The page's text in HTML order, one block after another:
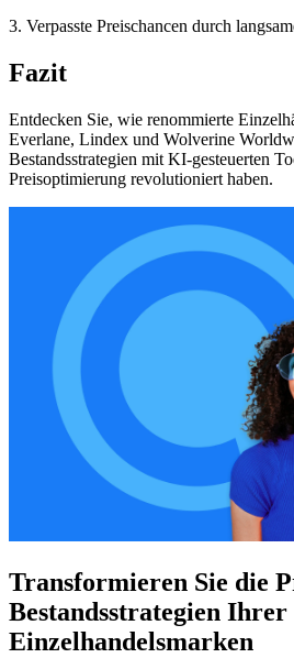
3. Verpasste Preischancen durch
Fazit
Entdecken Sie, wie renommierte
Everlane, Lindex und Wolverine
Bestandsstrategien mit KI-gesteuerten
Preisoptimierung revolutioniert haben.
Transformieren Sie die
Bestandsstrategien Ihrer
Einzelhandelsmarken